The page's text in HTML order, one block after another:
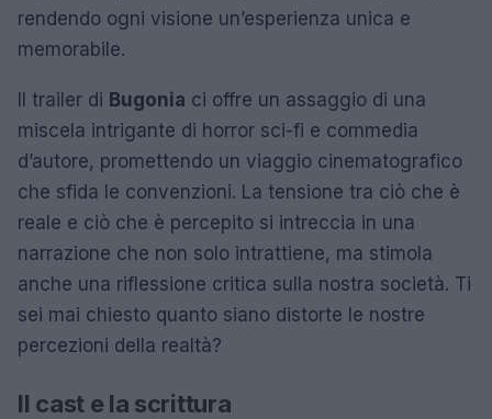
rendendo ogni visione un’esperienza unica e
memorabile.
Il trailer di Bugonia ci offre un assaggio di una
miscela intrigante di horror sci-fi e commedia
d’autore, promettendo un viaggio cinematografico
che sfida le convenzioni. La tensione tra ciò che è
reale e ciò che è percepito si intreccia in una
narrazione che non solo intrattiene, ma stimola
anche una riflessione critica sulla nostra società. Ti
sei mai chiesto quanto siano distorte le nostre
percezioni della realtà?
Il cast e la scrittura